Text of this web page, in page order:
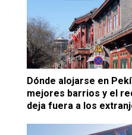
Dónde alojarse en
mejores barrios y el
deja fuera a los